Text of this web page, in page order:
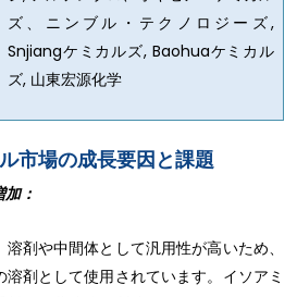
ズ、ニンブル・テクノロジーズ,
Snjiangケミカルズ, Baohuaケミカル
ズ, 山東宏源化学
市場の成長要因と課題
：
剤や中間体として汎用性が高いため、
剤として使用されています。イソアミ